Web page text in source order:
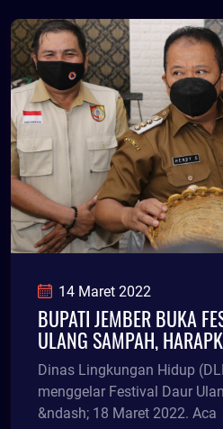
14 Maret 2022
BUPATI JEMBER BUKA
ULANG SAMPAH,
BERKAH
Dinas Lingkungan Hidup
menggelar Festival Daur
&ndash; 18 Maret 2022. Aca